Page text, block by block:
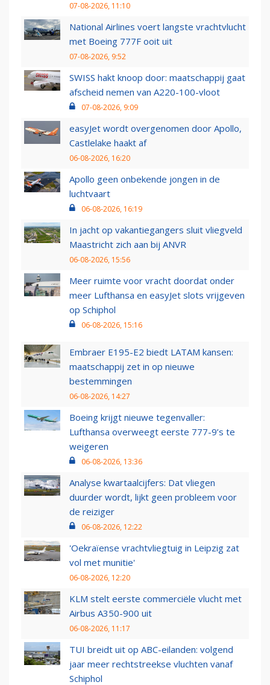
07-08-2026, 11:10
National Airlines voert langste vrachtvlucht
met Boeing 777F ooit uit
07-08-2026, 9:52
SWISS hakt knoop door: maatschappij gaat
afscheid nemen van A220-100-vloot
07-08-2026, 9:09
easyJet wordt overgenomen door Apollo,
Castlelake haakt af
06-08-2026, 16:20
Apollo geen onbekende jongen in de
luchtvaart
06-08-2026, 16:19
In jacht op vakantiegangers sluit vliegveld
Maastricht zich aan bij ANVR
06-08-2026, 15:56
Meer ruimte voor vracht doordat onder
meer Lufthansa en easyJet slots vrijgeven
op Schiphol
06-08-2026, 15:16
Embraer E195-E2 biedt LATAM kansen:
maatschappij zet in op nieuwe
bestemmingen
06-08-2026, 14:27
Boeing krijgt nieuwe tegenvaller:
Lufthansa overweegt eerste 777-9’s te
weigeren
06-08-2026, 13:36
Analyse kwartaalcijfers: Dat vliegen
duurder wordt, lijkt geen probleem voor
de reiziger
06-08-2026, 12:22
'Oekraïense vrachtvliegtuig in Leipzig zat
vol met munitie'
06-08-2026, 12:20
KLM stelt eerste commerciële vlucht met
Airbus A350-900 uit
06-08-2026, 11:17
TUI breidt uit op ABC-eilanden: volgend
jaar meer rechtstreekse vluchten vanaf
Schiphol